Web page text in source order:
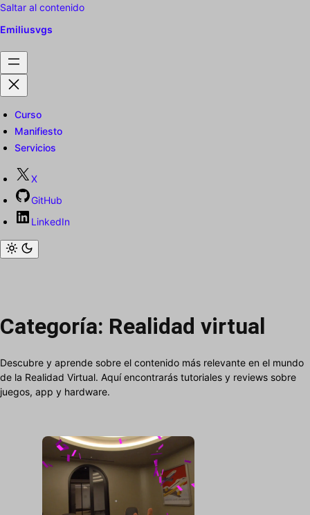
Saltar al contenido
Emiliusvgs
Curso
Manifiesto
Servicios
X
GitHub
LinkedIn
Categoría: Realidad virtual
Descubre y aprende sobre el contenido más relevante en el mundo
de la Realidad Virtual. Aquí encontrarás tutoriales y reviews sobre
juegos, app y hardware.